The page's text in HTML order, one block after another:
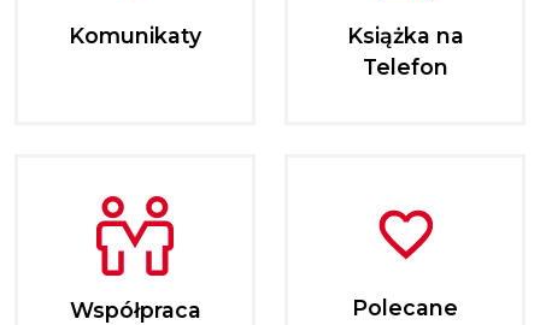
Komunikaty
Książka na
Telefon
Współpraca Polecane